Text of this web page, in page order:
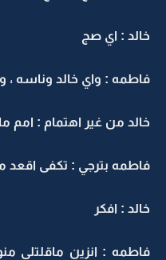
خالد : اي صج
فاطمه : واي خالد وناسه ،
خالد من غير اهتمام : امم
فاطمه بترجي : تكفى اقعد
خالد : افكر
فاطمه : انزين ماقلتلي